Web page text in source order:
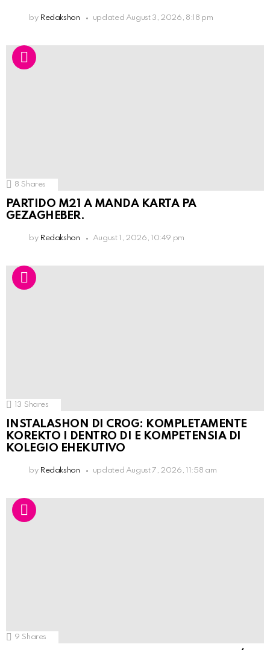
by Redakshon updated August 3, 2026, 8:18 pm
8 Shares
PARTIDO M21 A MANDA KARTA PA
GEZAGHEBER.
by Redakshon August 1, 2026, 10:49 pm
13 Shares
INSTALASHON DI CROG: KOMPLETAMENTE
KOREKTO I DENTRO DI E KOMPETENSIA DI
KOLEGIO EHEKUTIVO
by Redakshon updated August 7, 2026, 11:58 am
9 Shares